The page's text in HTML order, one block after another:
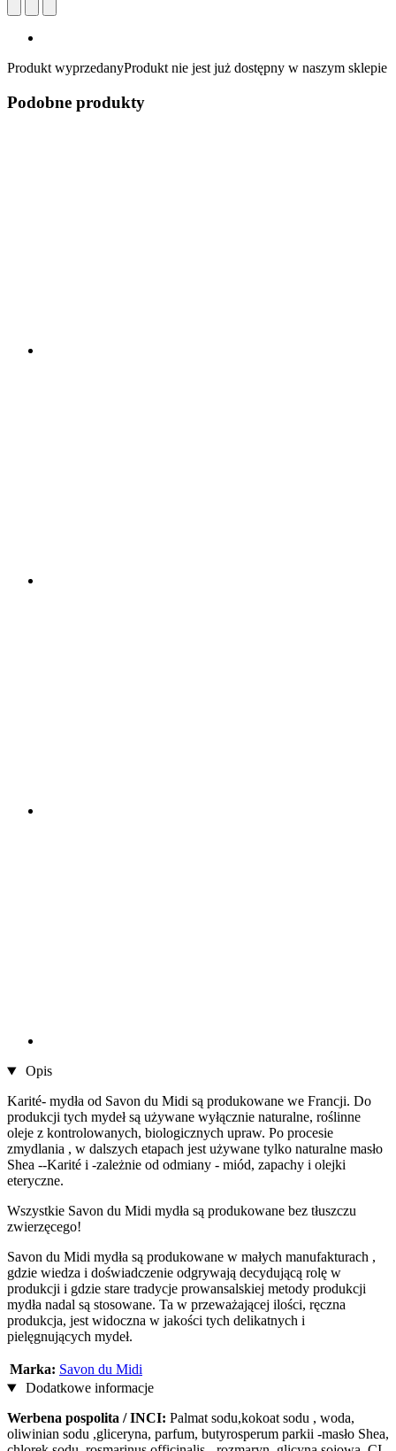
Produkt wyprzedanyProdukt nie jest już dostępny w naszym sklepie
Podobne produkty
Opis
Karité- mydła od Savon du Midi są produkowane we Francji. Do
produkcji tych mydeł są używane wyłącznie naturalne, roślinne
oleje z kontrolowanych, biologicznych upraw. Po procesie
zmydlania , w dalszych etapach jest używane tylko naturalne masło
Shea --Karité i -zależnie od odmiany - miód, zapachy i olejki
eteryczne.
Wszystkie Savon du Midi mydła są produkowane bez tłuszczu
zwierzęcego!
Savon du Midi mydła są produkowane w małych manufakturach ,
gdzie wiedza i doświadczenie odgrywają decydującą rolę w
produkcji i gdzie stare tradycje prowansalskiej metody produkcji
mydła nadal są stosowane. Ta w przeważającej ilości, ręczna
produkcja, jest widoczna w jakości tych delikatnych i
pielęgnujących mydeł.
Marka: Savon du Midi
Dodatkowe informacje
Werbena pospolita / INCI: Palmat sodu,kokoat sodu , woda,
oliwinian sodu ,gliceryna, parfum, butyrosperum parkii -masło Shea,